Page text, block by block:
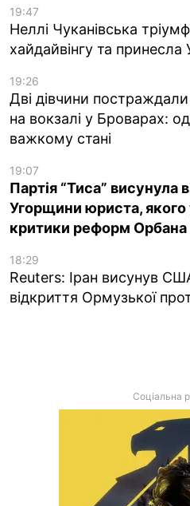
19:47
Неллі Чуканівська
хайдайвінгу та принесла
19:26
Дві дівчини
на вокзалі у Броварах:
важкому стані
19:07
Партія “Тиса” висунула
Угорщини юриста, якого
критики реформ Орбана
18:29
Reuters: Іран висунув
відкриття Ормузької
Соціальна